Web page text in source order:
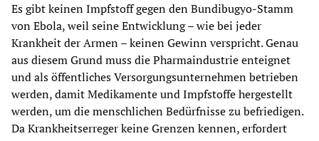
Es gibt keinen Impfstoff gegen den Bundibugyo-Stamm
von Ebola, weil seine Entwicklung – wie bei jeder
Krankheit der Armen – keinen Gewinn verspricht. Genau
aus diesem Grund muss die Pharmaindustrie enteignet
und als öffentliches Versorgungsunternehmen betrieben
werden, damit Medikamente und Impfstoffe hergestellt
werden, um die menschlichen Bedürfnisse zu befriedigen.
Da Krankheitserreger keine Grenzen kennen, erfordert